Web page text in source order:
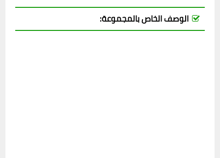
الوصف الخاص بالمجموعة: